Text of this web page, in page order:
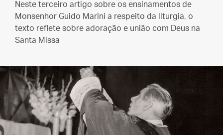
Neste terceiro artigo sobre os ensinamentos de
Monsenhor Guido Marini a respeito da liturgia, o
texto reflete sobre adoração e união com Deus na
Santa Missa